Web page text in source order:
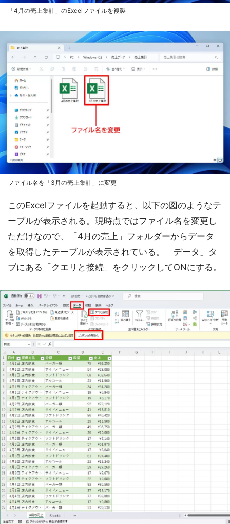
「4月の売上集計」のExcelファイルを複製
ファイル名を「3月の売上集計」に変更
このExcelファイルを起動すると、以下の図のようなテ
ーブルが表示される。現時点ではファイル名を変更し
ただけなので、「4月の売上」フォルダーからデータ
を取得したテーブルが表示されている。「データ」タ
ブにある「クエリと接続」をクリックしてONにする。